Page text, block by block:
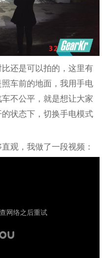
还是可以拍的，这里有
车前的地面，我用手电
不公平，就是想让大家
状态下，切换手电模式
观，我做了一段视频：